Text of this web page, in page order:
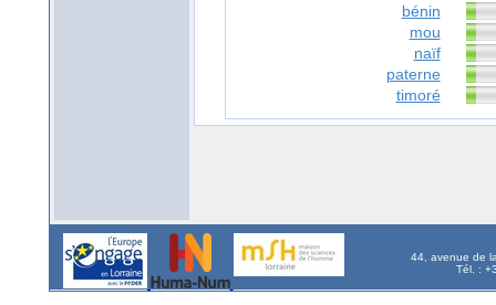
bénin
mou
naïf
paterne
timoré
44, avenue de
Tél. :